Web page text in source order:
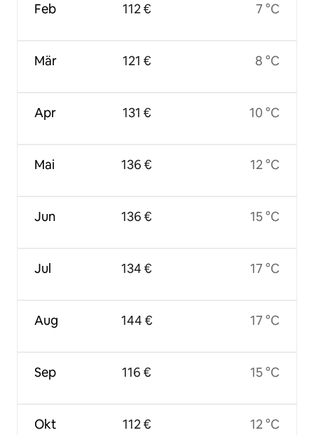
Feb
Mär
Apr
Mai
Jun
Jul
Aug
Sep
Okt
112 €
121 €
131 €
136 €
136 €
134 €
144 €
116 €
112 €
7 °C
8 °C
10 °C
12 °C
15 °C
17 °C
17 °C
15 °C
12 °C